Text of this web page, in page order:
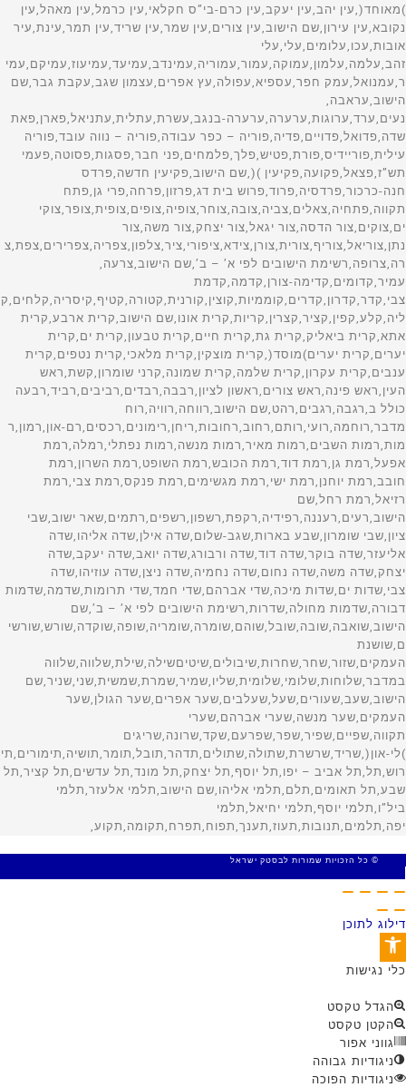
© כל הזכויות שמורות לבסטק ישראל
דילוג לתוכן
פתח סרגל נגישות
כלי נגישות
הגדל טקסט
הקטן טקסט
גווני אפור
ניגודיות גבוהה
ניגודיות הפוכה